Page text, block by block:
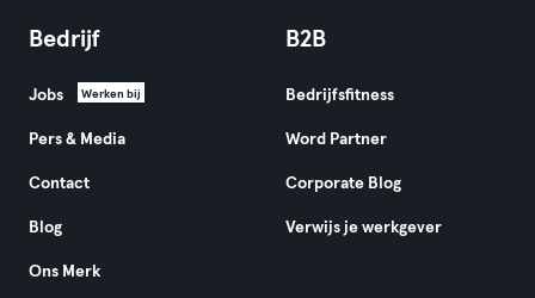
Bedrijf
Jobs Werken bij
Pers & Media
Contact
Blog
Ons Merk
B2B
Bedrijfsfitness
Word Partner
Corporate Blog
Verwijs je werkgever